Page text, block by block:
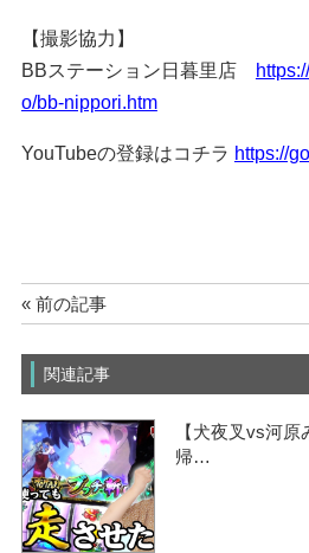
【撮影協力】
BBステーション日暮里店
o/bb-nippori.htm
YouTubeの登録はコチラ https://
« 前の記事
関連記事
【犬夜叉vs河
帰…